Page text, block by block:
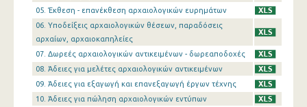
2001
2000
1999
05. Έκθεση - επανέκθεση αρχαιολογικών ευρημάτων
06. Υποδείξεις αρχαιολογικών θέσεων, παραδόσεις
αρχαίων, αρχαιοκαπηλείες
07. Δωρεές αρχαιολογικών αντικειμένων - δωρεαποδοχές
08. Άδειες για μελέτες αρχαιολογικών αντικειμένων
09. Άδειες για εξαγωγή και επανεξαγωγή έργων τέχνης
10. Άδειες για πώληση αρχαιολογικών εντύπων